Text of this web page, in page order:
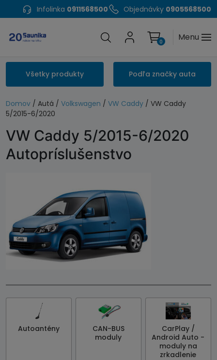
Infolinka 0911568500 Objednávky 0905568500
Menu
0
Všetky produkty Podľa značky auta
Domov / Autá / Volkswagen / VW Caddy / VW Caddy
5/2015-6/2020
VW Caddy 5/2015-6/2020
Autopríslušenstvo
Autoantény
CAN-BUS
moduly
CarPlay /
Android Auto -
moduly na
zrkadlenie